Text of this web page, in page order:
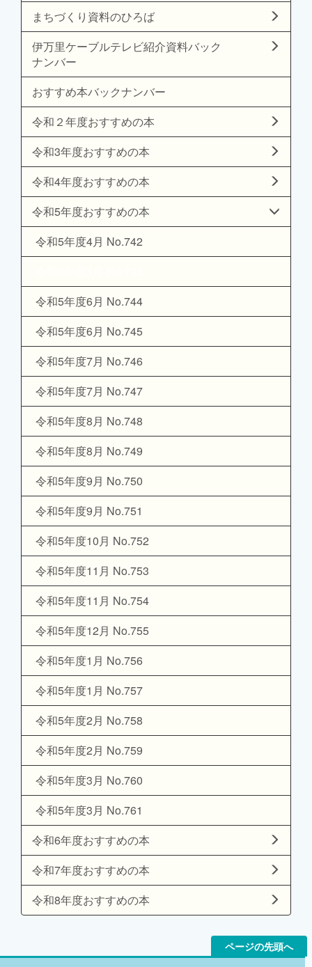
まちづくり資料のひろば
伊万里ケーブルテレビ紹介資料バック
ナンバー
おすすめ本バックナンバー
令和２年度おすすめの本
令和3年度おすすめの本
令和4年度おすすめの本
令和5年度おすすめの本
令和5年度4月 No.742
令和5年度6月 No.744
令和5年度6月 No.745
令和5年度7月 No.746
令和5年度7月 No.747
令和5年度8月 No.748
令和5年度8月 No.749
令和5年度9月 No.750
令和5年度9月 No.751
令和5年度10月 No.752
令和5年度11月 No.753
令和5年度11月 No.754
令和5年度12月 No.755
令和5年度1月 No.756
令和5年度1月 No.757
令和5年度2月 No.758
令和5年度2月 No.759
令和5年度3月 No.760
令和5年度3月 No.761
令和6年度おすすめの本
令和7年度おすすめの本
令和8年度おすすめの本
ページの先頭へ